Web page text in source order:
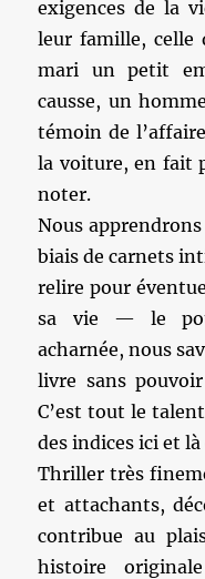
exigences de la
leur famille, celle
mari un petit
causse, un
témoin de
la voiture, en fait
noter.
Nous
biais de carnets
relire pour
sa vie — le
acharnée, nous
livre sans
C’est tout le
des indices ici et
Thriller très
et attachants,
contribue au
histoire